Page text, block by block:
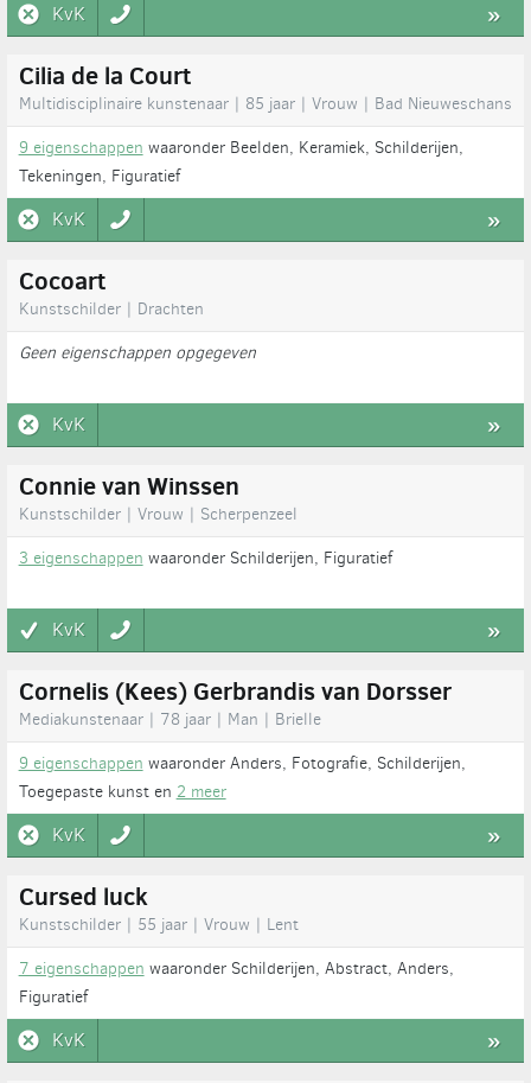
KvK »
Cilia de la Court
Multidisciplinaire kunstenaar | 85 jaar | Vrouw | Bad Nieuweschans
9 eigenschappen waaronder Beelden, Keramiek, Schilderijen,
Tekeningen, Figuratief
KvK »
Cocoart
Kunstschilder | Drachten
Geen eigenschappen opgegeven
KvK »
Connie van Winssen
Kunstschilder | Vrouw | Scherpenzeel
3 eigenschappen waaronder Schilderijen, Figuratief
KvK »
Cornelis (Kees) Gerbrandis van Dorsser
Mediakunstenaar | 78 jaar | Man | Brielle
9 eigenschappen waaronder Anders, Fotografie, Schilderijen,
Toegepaste kunst en 2 meer
KvK »
Cursed luck
Kunstschilder | 55 jaar | Vrouw | Lent
7 eigenschappen waaronder Schilderijen, Abstract, Anders,
Figuratief
KvK »